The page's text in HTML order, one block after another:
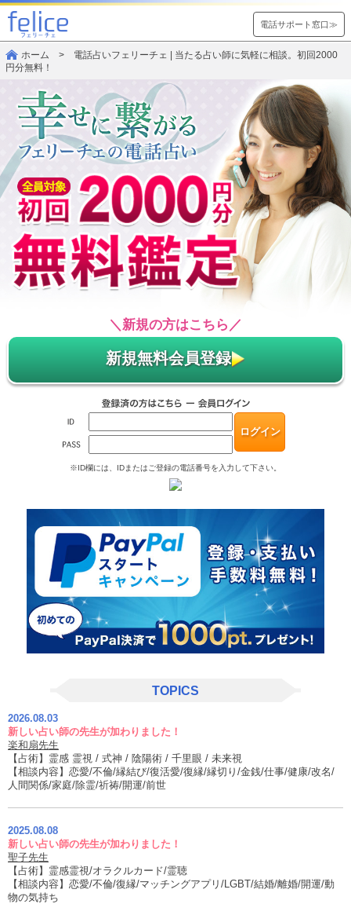
電話サポート窓口≫
ホーム > 電話占いフェリーチェ | 当たる占い師に気軽に相談。初回2000
円分無料！
＼新規の方はこちら／
新規無料会員登録
※ID欄には、IDまたはご登録の電話番号を入力して下さい。
TOPICS
2026.08.03
新しい占い師の先生が加わりました！
楽和扇先生
【占術】霊感 霊視 / 式神 / 陰陽術 / 千里眼 / 未来視
【相談内容】恋愛/不倫/縁結び/復活愛/復縁/縁切り/金銭/仕事/健康/改名/
人間関係/家庭/除霊/祈祷/開運/前世
2025.08.08
新しい占い師の先生が加わりました！
聖子先生
【占術】霊感霊視/オラクルカード/霊聴
【相談内容】恋愛/不倫/復縁/マッチングアプリ/LGBT/結婚/離婚/開運/動
物の気持ち